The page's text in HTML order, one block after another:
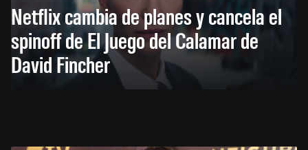
Netflix cambia de planes y cancela el
spinoff de El Juego del Calamar de
David Fincher